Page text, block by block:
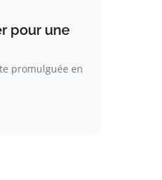
pour une
promulguée en